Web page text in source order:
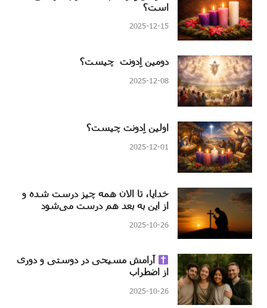
است؟
2025-12-15
دومین اِدونت چیست؟
2025-12-08
اولین اِدونت چیست؟
2025-12-01
خدایا، تا الان همه چیز درست شده و
از این به بعد هم درست می‌شود
2025-10-26
آرامش مسیحی در دوستی و دوری
از اضطراب
2025-10-26